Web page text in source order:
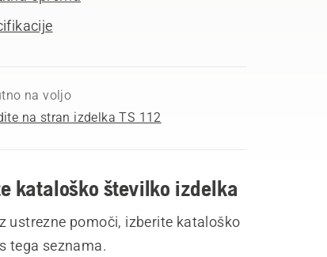
na voljo
na stran izdelka TS 112
kataloško številko izdelka
ustrezne pomoči, izberite kataloško
tega seznama.